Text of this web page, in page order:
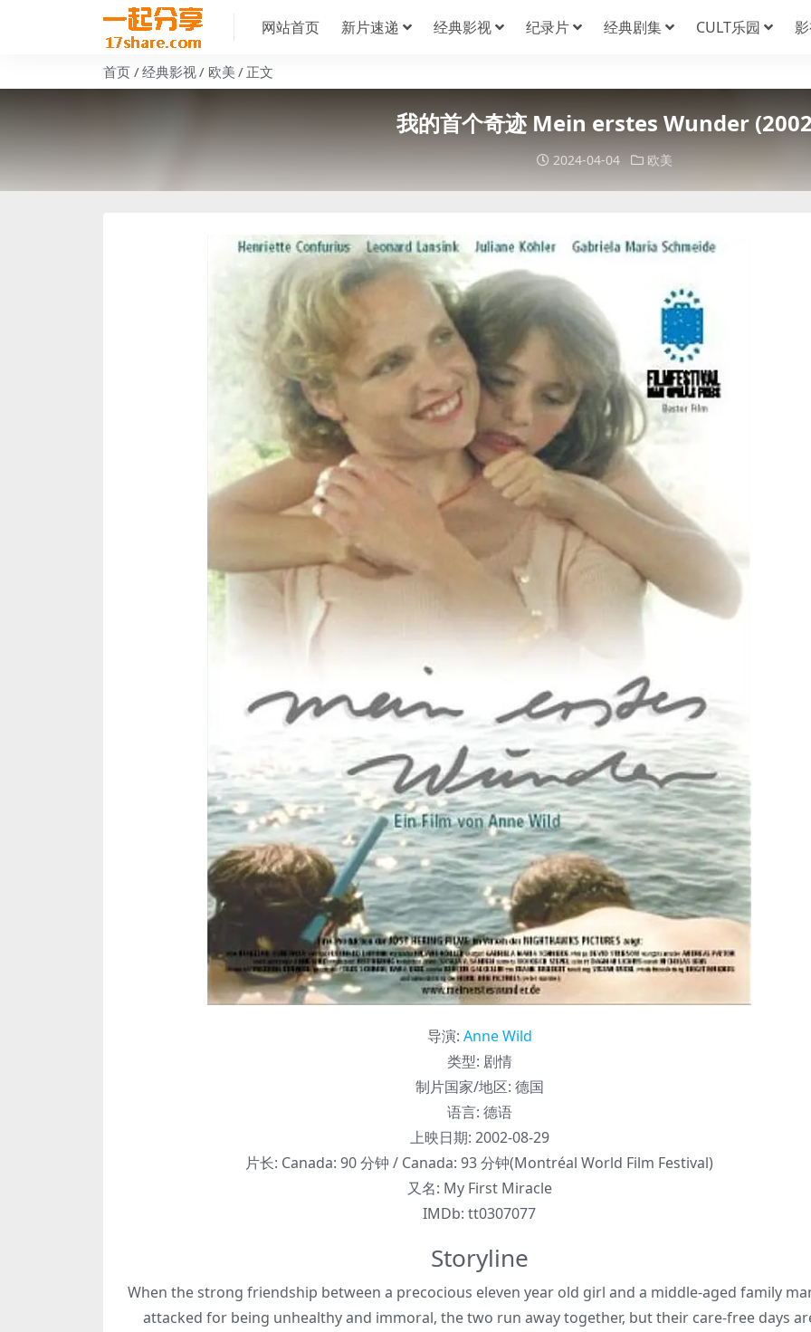
网站首页 新片速递 经典影视 纪录片 经典剧集 CULT乐园
首页 经典影视 欧美 正文
我的首个奇迹 Mein erstes Wunder
2024-04-04 欧美
导演: Anne Wild
类型: 剧情
制片国家/地区: 德国
语言: 德语
上映日期: 2002-08-29
片长: Canada: 90 分钟 / Canada: 93 分钟(Montréal World Film Festival)
又名: My First Miracle
IMDb: tt0307077
Storyline
When the strong friendship between a precocious eleven year old girl and a middle-aged family
attacked for being unhealthy and immoral, the two run away together, but their care-free days